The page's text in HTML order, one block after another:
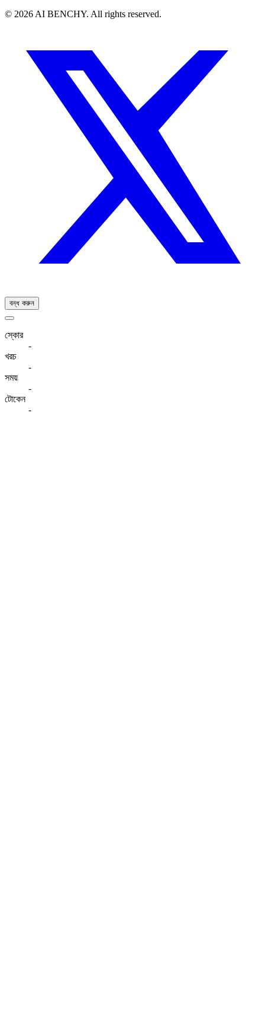
© 2026 AI BENCHY. All rights reserved.
বন্ধ করুন
স্কোর
-
খরচ
-
সময়
-
টোকেন
-